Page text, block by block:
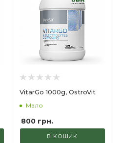
VitarGo 1000g, OstroVit
Мало
800грн.
В КОШИК